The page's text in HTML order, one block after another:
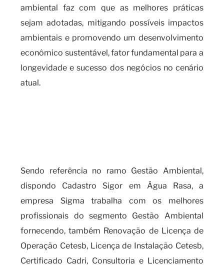
ambiental faz com que as melhores práticas
sejam adotadas, mitigando possíveis impactos
ambientais e promovendo um desenvolvimento
econômico sustentável, fator fundamental para a
longevidade e sucesso dos negócios no cenário
atual.
Sendo referência no ramo Gestão Ambiental,
dispondo Cadastro Sigor em Água Rasa, a
empresa Sigma trabalha com os melhores
profissionais do segmento Gestão Ambiental
fornecendo, também Renovação de Licença de
Operação Cetesb, Licença de Instalação Cetesb,
Certificado Cadri, Consultoria e Licenciamento